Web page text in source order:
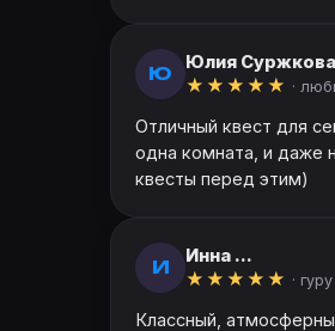
Ю
Юлия
★ ★ ★ ★ ★ ·
Отличный квест для
одна комната, и даже
квесты перед этим)
И
Инна ...
★ ★ ★ ★ ★ · гуру
Классный,